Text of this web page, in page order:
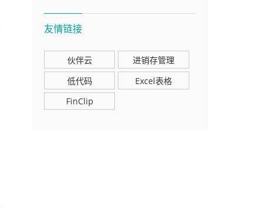
友情链接
伙伴云
进销存管理
低代码
Excel表格
FinClip